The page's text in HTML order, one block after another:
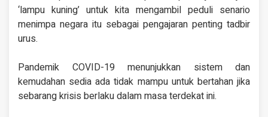
‘lampu kuning’ untuk kita mengambil peduli senario
menimpa negara itu sebagai pengajaran penting tadbir
urus.
Pandemik COVID-19 menunjukkan sistem dan
kemudahan sedia ada tidak mampu untuk bertahan jika
sebarang krisis berlaku dalam masa terdekat ini.